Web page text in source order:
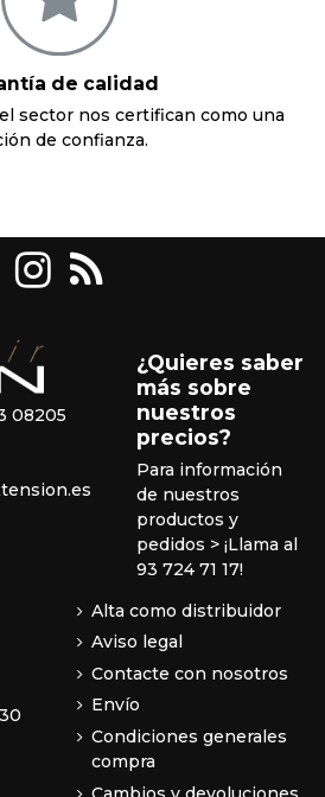
de calidad
sector nos certifican como una
de confianza.
08205
¿Quieres saber
más sobre
nuestros
precios?
Para información
de nuestros
productos y
pedidos > ¡Llama al
93 724 71 17!
Alta como distribuidor
Aviso legal
Contacte con nosotros
Envío
Condiciones generales
compra